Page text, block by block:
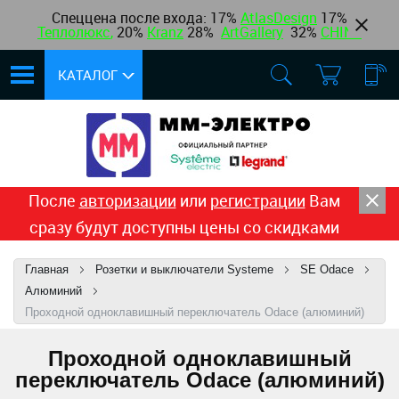
Спеццена после входа: 17% AtlasDesign 17%
Теплолюкс, 20% Kranz 28% ArtGallery 32% CHINT
КАТАЛОГ
После авторизации или регистрации Вам
сразу будут доступны цены со скидками
Главная Розетки и выключатели Systeme
SE Odace
Алюминий
Проходной одноклавишный переключатель Odace (алюминий)
Проходной одноклавишный
переключатель Odace (алюминий)